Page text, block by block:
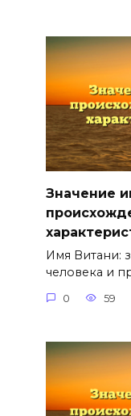
Значение
Имя Витани:
человека и
0 59